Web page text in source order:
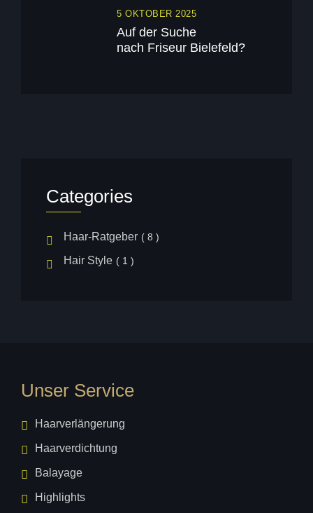
Auf der Suche
nach Friseur Bielefeld?
5 OKTOBER 2025
Categories
Haar-Ratgeber ( 8 )
Hair Style ( 1 )
Unser Service
Haarverlängerung
Haarverdichtung
Balayage
Highlights